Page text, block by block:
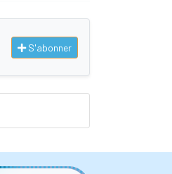
S'abonner